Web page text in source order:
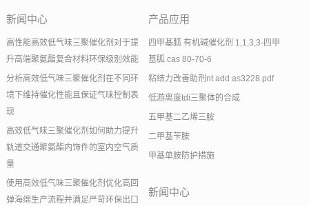
新闻中心
高性能高效低气味三聚催化剂对于提
升高端聚氨酯复合材料环保级别效能
分析高效低气味三聚催化剂在不同环
境下维持催化性能且保证气味控制表
现
高效低气味三聚催化剂如何助力提升
轨道交通聚氨酯内饰件的室内空气质
量
使用高效低气味三聚催化剂优化高回
弹海绵生产流程并满足严苛环保出口
产品应用
四甲基胍 有机碱催化剂 1,1,3,3-四甲
基胍 cas 80-70-6
粘结力改善助剂nt add as3228.pdf
低游离度tdi三聚体的合成
五甲基二乙烯三胺
二甲基苄胺
甲基单胺防护措施
新闻中心